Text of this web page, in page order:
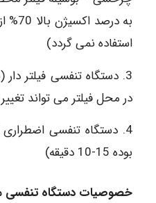
به
استفاده نمی گردد)
3. دستگاه تنفسی فیلتر
در محل فیلتر می تواند
4. دستگاه تنفسی
بوده 15-10 دقیقه)
خصوصیات دستگاه تنفسی